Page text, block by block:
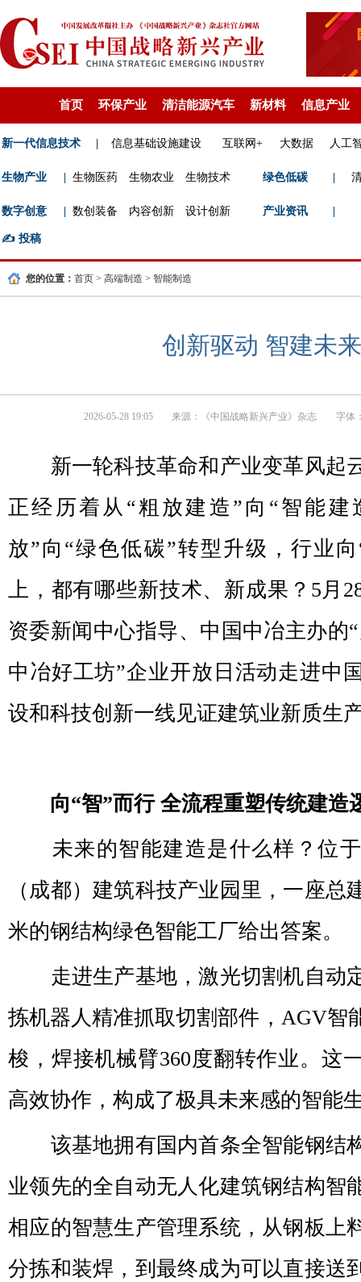
首页 环保产业 清洁能源汽车 新材料 信息产业
新一代信息技术 信息基础设施建设 互联网+ 大数据 人工
生物产业 生物医药 生物农业 生物技术 绿色低碳
数字创意 数创装备 内容创新 设计创新 产业资讯
✍️ 投稿
您的位置： 首页 > 高端制造 > 智能制造
创新驱动 智建未来
2026-05-28 19:05 来源： 《中国战略新兴产业》杂志 字体
新一轮科技革命和产业变革风起
正经历着从“粗放建造”向“智能建
放”向“绿色低碳”转型升级，行业
上，都有哪些新技术、新成果？5月
资委新闻中心指导、中国中冶主办的
中冶好工坊”企业开放日活动走进中
设和科技创新一线见证建筑业新质生
向“智”而行 全流程重塑传统建造
未来的智能建造是什么样？位于
（成都）建筑科技产业园里，一座总
米的钢结构绿色智能工厂给出答案。
走进生产基地，激光切割机自动
拣机器人精准抓取切割部件，AGV智
梭，焊接机械臂360度翻转作业。这
高效协作，构成了极具未来感的智能
该基地拥有国内首条全智能钢结
业领先的全自动无人化建筑钢结构智
相应的智慧生产管理系统，从钢板上
分拣和装焊，到最终成为可以直接送